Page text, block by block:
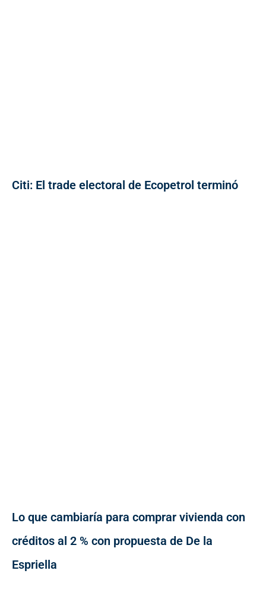
Citi: El trade electoral de Ecopetrol terminó
Lo que cambiaría para comprar vivienda con
créditos al 2 % con propuesta de De la
Espriella